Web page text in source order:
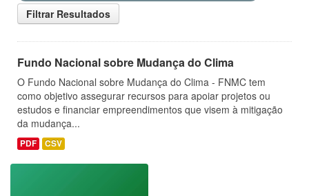
Filtrar Resultados
Fundo Nacional sobre Mudança do Clima
O Fundo Nacional sobre Mudança do Clima - FNMC tem
como objetivo assegurar recursos para apoiar projetos ou
estudos e financiar empreendimentos que visem à mitigação
da mudança...
PDF CSV